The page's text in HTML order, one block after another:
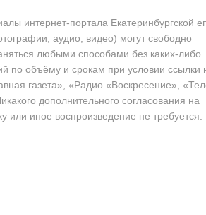
интернет-портала Екатеринбургской
аудио, видео) могут свободно
любыми способами без каких-либо
по объёму и срокам при условии ссылки
газета», «Радио «Воскресение»,
дополнительного согласования на
или иное воспроизведение не требуется.